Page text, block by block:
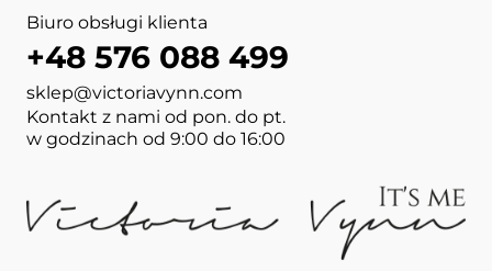
Biuro obsługi klienta
+48 576 088 499
sklep@victoriavynn.com
Kontakt z nami od pon. do pt.
w godzinach od 9:00 do 16:00